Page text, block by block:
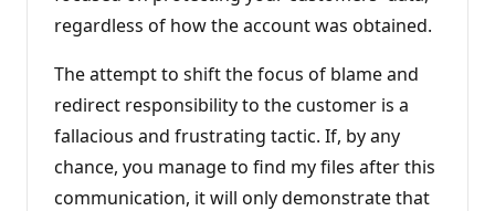
regardless of how the account was obtained.
The attempt to shift the focus of blame and
redirect responsibility to the customer is a
fallacious and frustrating tactic. If, by any
chance, you manage to find my files after this
communication, it will only demonstrate that